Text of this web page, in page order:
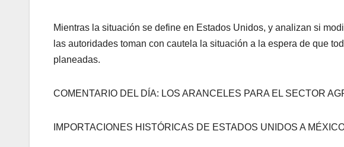
Mientras la situación se define en Estados Unidos, y analizan si
las autoridades toman con cautela la situación a la espera de que
planeadas.
COMENTARIO DEL DÍA: LOS ARANCELES PARA EL SECTOR
IMPORTACIONES HISTÓRICAS DE ESTADOS UNIDOS A